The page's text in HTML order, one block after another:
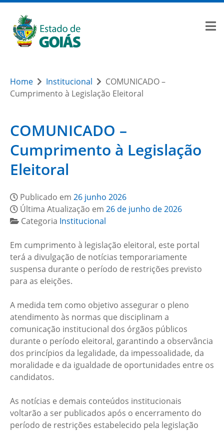
Home Institucional
COMUNICADO –
Cumprimento à Legislação Eleitoral
COMUNICADO –
Cumprimento à Legislação
Eleitoral
Publicado em 26 junho 2026
Última Atualização em 26 de junho de 2026
Categoria Institucional
Em cumprimento à legislação eleitoral, este portal
terá a divulgação de notícias temporariamente
suspensa durante o período de restrições previsto
para as eleições.
A medida tem como objetivo assegurar o pleno
atendimento às normas que disciplinam a
comunicação institucional dos órgãos públicos
durante o período eleitoral, garantindo a observância
dos princípios da legalidade, da impessoalidade, da
moralidade e da igualdade de oportunidades entre os
candidatos.
As notícias e demais conteúdos institucionais
voltarão a ser publicados após o encerramento do
período de restrições estabelecido pela legislação